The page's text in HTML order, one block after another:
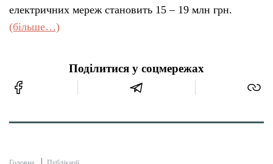
електричних мереж становить 15 – 19 млн грн.
(більше…)
Поділитися у соцмережах